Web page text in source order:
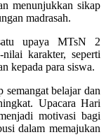
menunjukkan sikap
madrasah.
upaya MTsN 2
karakter, seperti
kepada para siswa.
belajar dan
Upacara Hari
motivasi bagi
dalam memajukan